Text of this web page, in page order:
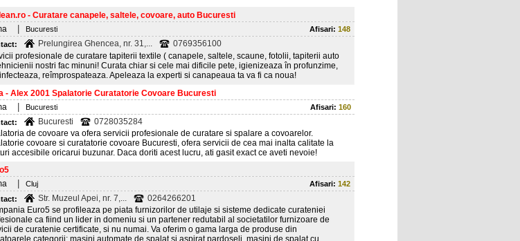
- Curatare canapele, saltele, covoare, auto Bucuresti
Bucuresti Afisari: 148
Prelungirea Ghencea, nr. 31,...
0769356100
profesionale de curatare tapiterii textile ( canapele, saltele, scaune, fotolii, tapiterii auto
nostri fac minuni! Curata chiar si cele mai dificile pete, igienizeaza în profunzime,
reîmprospateaza. Apeleaza la experti si canapeaua ta va fi ca noua!
- Alex 2001 Spalatorie Curatatorie Covoare Bucuresti
Bucuresti Afisari: 160
Bucuresti
0728035284
de covoare va ofera servicii profesionale de curatare si spalare a covoarelor.
covoare si curatatorie covoare Bucuresti, ofera servicii de cea mai inalta calitate la
accesibile oricarui buzunar. Daca doriti acest lucru, ati gasit exact ce aveti nevoie!
Cluj Afisari: 142
Str. Muzeul Apei, nr. 7,...
0264266201
Euro5 se profileaza pe piata furnizorilor de utilaje si sisteme dedicate curateniei
ca fiind un lider in domeniu si un partener redutabil al societatilor furnizoare de
de curatenie certificate, si nu numai. Va oferim o gama larga de produse din
categorii: masini automate de spalat si aspirat pardoseli, masini de spalat cu